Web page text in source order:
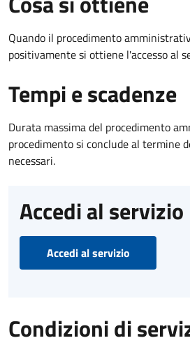
Quando il procedimento
positivamente si ottiene l'accesso al
Tempi e scadenze
Durata massima del procedimento
procedimento si conclude al termine
necessari.
Accedi al servizio
Accedi al servizio
Condizioni di